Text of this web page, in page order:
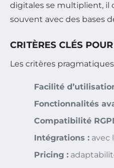
digitales se multiplient, il
souvent avec des bases
CRITÈRES CLÉS
Les critères
Facilité
Fonctionnalités
Compatibilité
Intégrations : avec
Pricing :